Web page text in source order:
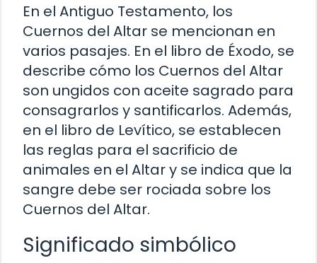
En el Antiguo Testamento, los
Cuernos del Altar se mencionan en
varios pasajes. En el libro de Éxodo, se
describe cómo los Cuernos del Altar
son ungidos con aceite sagrado para
consagrarlos y santificarlos. Además,
en el libro de Levítico, se establecen
las reglas para el sacrificio de
animales en el Altar y se indica que la
sangre debe ser rociada sobre los
Cuernos del Altar.
Significado simbólico